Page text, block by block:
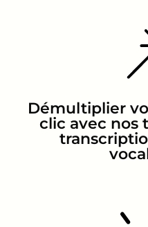
Démultiplier
clic avec nos